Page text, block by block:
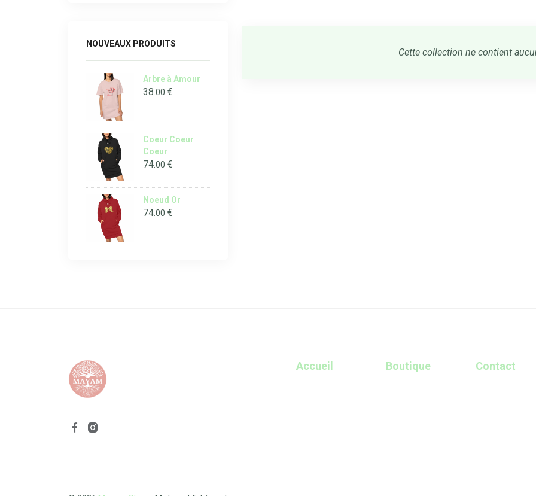
Cette collection ne contient
NOUVEAUX PRODUITS
Arbre à Amour
38 .00 €
Coeur Coeur
Coeur
74.00 €
Noeud Or
74.00 €
Accueil Boutique Contact